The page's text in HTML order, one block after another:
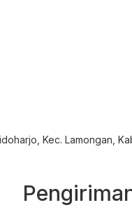
Kec. Lamongan,